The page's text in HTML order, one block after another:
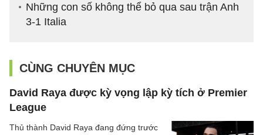
Những con số không thể bỏ qua sau trận Anh
3-1 Italia
CÙNG CHUYÊN MỤC
David Raya được kỳ vọng lập kỳ tích ở Premier
League
Thủ thành David Raya đang đứng trước